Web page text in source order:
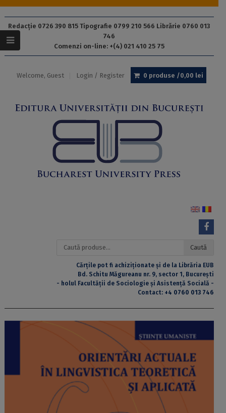
Redacție 0726 390 815 Tipografie 0799 210 566 Librărie 0760 013
746
Comenzi on-line: +(4) 021 410 25 75
Welcome, Guest Login / Register 0 produse /0,00 lei
Caută
Caută
Cărțile pot fi achiziționate și de la Librăria EUB
Bd. Schitu Măgureanu nr. 9, sector 1, București
- holul Facultății de Sociologie și Asistență Socială -
Contact: +4 0760 013 746